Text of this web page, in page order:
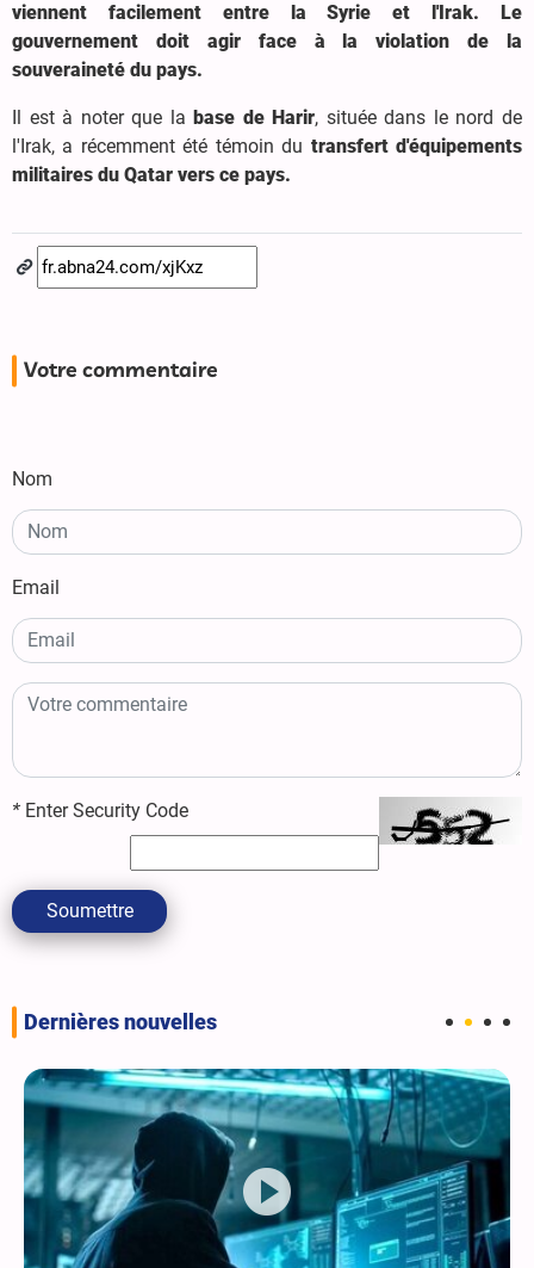
viennent facilement entre la Syrie et l'Irak.
Le
gouvernement doit agir face à la violation de la
souveraineté du pays.
Il est à noter que la base de Harir, située dans le nord de
l'Irak, a récemment été témoin du transfert d'équipements
militaires du Qatar vers ce pays.
Votre commentaire
Nom
Email
* Enter Security Code
Soumettre
Dernières nouvelles